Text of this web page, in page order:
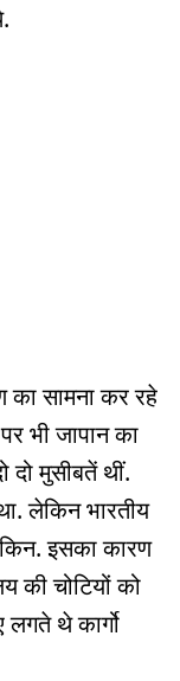
का सामना कर रहे
भी जापान का
दो मुसीबतें थीं.
लेकिन भारतीय
इसका कारण
की चोटियों को
थे कार्गो